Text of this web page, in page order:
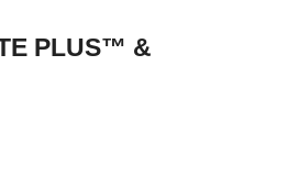
PLUS™ &